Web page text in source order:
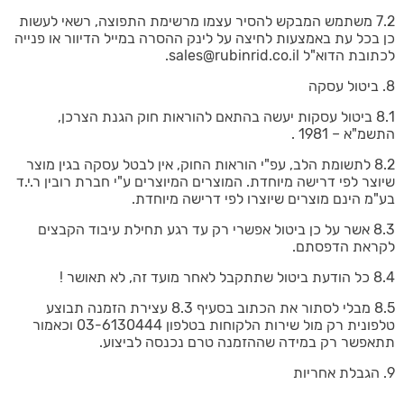
7.2 משתמש המבקש להסיר עצמו מרשימת התפוצה, רשאי לעשות
כן בכל עת באמצעות לחיצה על לינק ההסרה במייל הדיוור או פנייה
לכתובת הדוא"ל sales@rubinrid.co.il.
8. ביטול עסקה
8.1 ביטול עסקות יעשה בהתאם להוראות חוק הגנת הצרכן,
התשמ"א – 1981 .
8.2 לתשומת הלב, עפ"י הוראות החוק, אין לבטל עסקה בגין מוצר
שיוצר לפי דרישה מיוחדת. המוצרים המיוצרים ע"י חברת רובין ר.י.ד
בע"מ הינם מוצרים שיוצרו לפי דרישה מיוחדת.
8.3 אשר על כן ביטול אפשרי רק עד רגע תחילת עיבוד הקבצים
לקראת הדפסתם.
8.4 כל הודעת ביטול שתתקבל לאחר מועד זה, לא תאושר !
8.5 מבלי לסתור את הכתוב בסעיף 8.3 עצירת הזמנה תבוצע
טלפונית רק מול שירות הלקוחות בטלפון 03-6130444 וכאמור
תתאפשר רק במידה שההזמנה טרם נכנסה לביצוע.
9. הגבלת אחריות